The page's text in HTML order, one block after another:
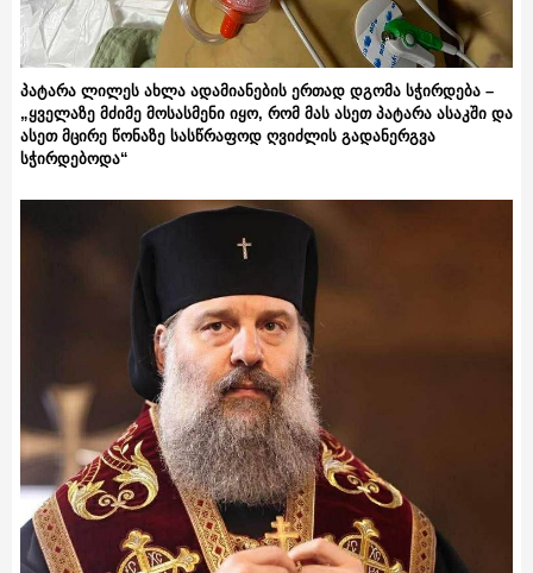
პატარა ლილეს ახლა ადამიანების ერთად დგომა სჭირდება –
„ყველაზე მძიმე მოსასმენი იყო, რომ მას ასეთ პატარა ასაკში და
ასეთ მცირე წონაზე სასწრაფოდ ღვიძლის გადანერგვა
სჭირდებოდა“